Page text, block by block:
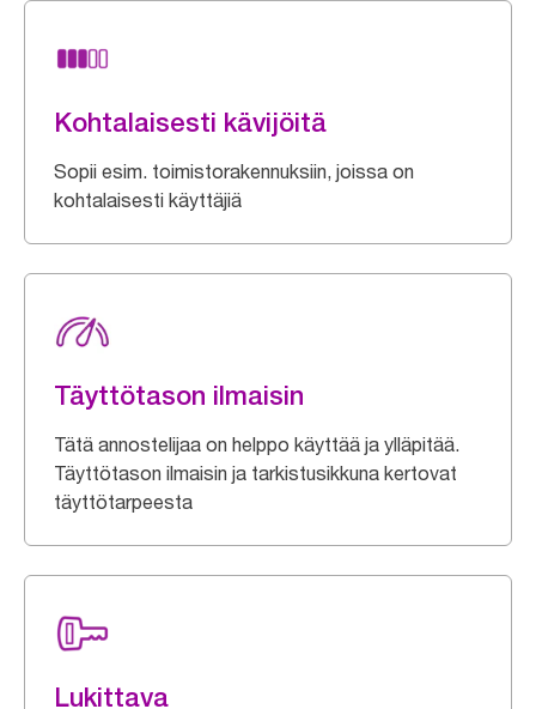
Kohtalaisesti kävijöitä
Sopii esim. toimistorakennuksiin, joissa on
kohtalaisesti käyttäjiä
Täyttötason ilmaisin
Tätä annostelijaa on helppo käyttää ja ylläpitää.
Täyttötason ilmaisin ja tarkistusikkuna kertovat
täyttötarpeesta
Lukittava